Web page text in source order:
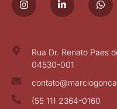
Rua Dr. Renato Paes
04530-001
(55 11) 2364-0160